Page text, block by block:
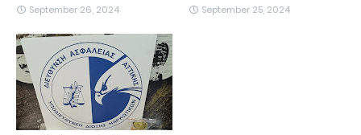
September 26, 2024 September 25, 2024